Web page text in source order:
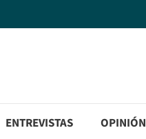
ENTREVISTAS OPINIÓN